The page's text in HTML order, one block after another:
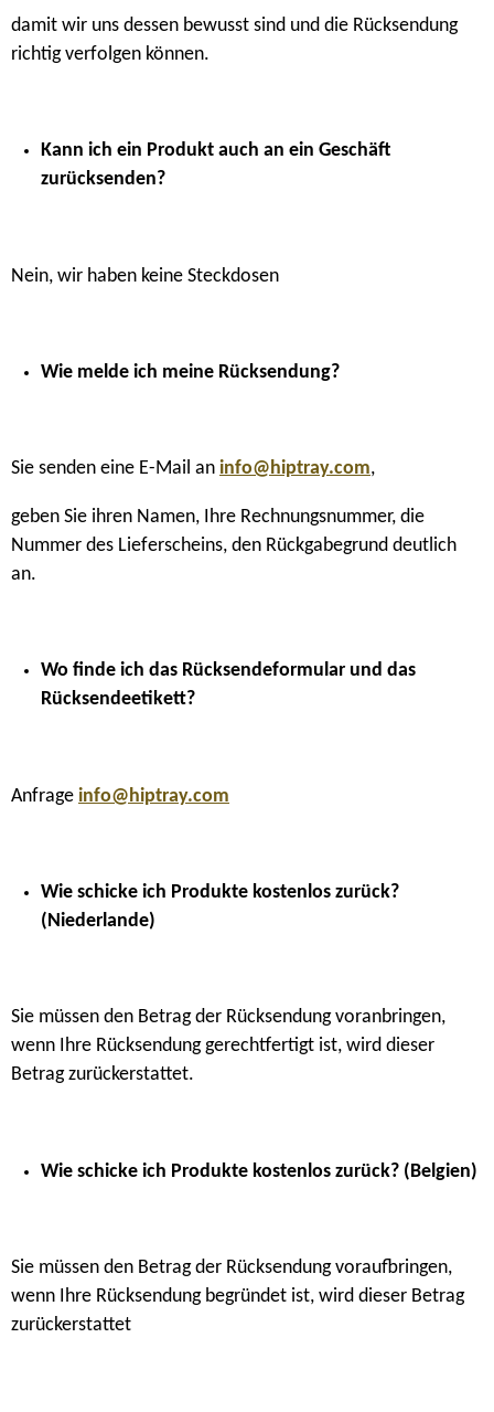
damit wir uns dessen bewusst sind und die Rücksendung
richtig verfolgen können.
Kann ich ein Produkt auch an ein Geschäft
zurücksenden?
Nein, wir haben keine Steckdosen
Wie melde ich meine Rücksendung?
Sie senden eine E-Mail an info@hiptray.com,
geben Sie ihren Namen, Ihre Rechnungsnummer, die
Nummer des Lieferscheins, den Rückgabegrund deutlich
an.
Wo finde ich das Rücksendeformular und das
Rücksendeetikett?
Anfrage info@hiptray.com
Wie schicke ich Produkte kostenlos zurück?
(Niederlande)
Sie müssen den Betrag der Rücksendung voranbringen,
wenn Ihre Rücksendung gerechtfertigt ist, wird dieser
Betrag zurückerstattet.
Wie schicke ich Produkte kostenlos zurück? (Belgien)
Sie müssen den Betrag der Rücksendung voraufbringen,
wenn Ihre Rücksendung begründet ist, wird dieser Betrag
zurückerstattet